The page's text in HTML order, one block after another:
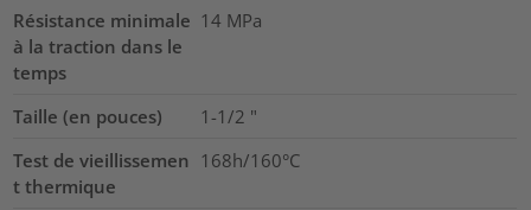
Résistance minimale
à la traction dans le
temps
14 MPa
Taille (en pouces) 1-1/2 "
Test de vieillissemen
t thermique
168h/160°C